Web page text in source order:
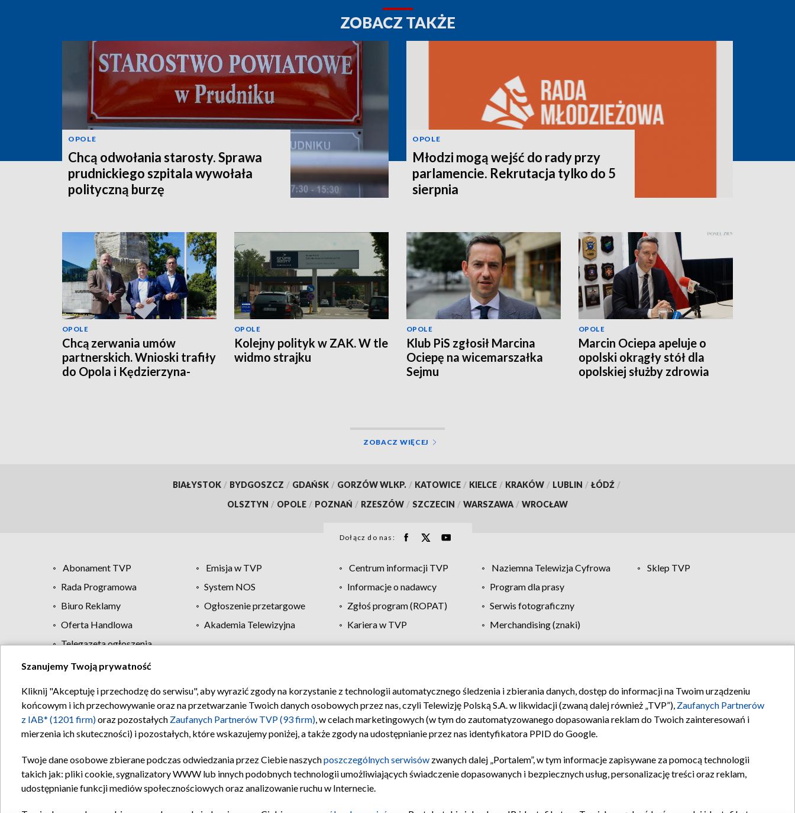
ZOBACZ TAKŻE
OPOLE
Chcą odwołania starosty. Sprawa
prudnickiego szpitala wywołała
polityczną burzę
OPOLE
Młodzi mogą wejść do rady przy
parlamencie. Rekrutacja tylko do 5
sierpnia
OPOLE
Chcą zerwania umów
partnerskich. Wnioski trafiły
do Opola i Kędzierzyna-
OPOLE
Kolejny polityk w ZAK. W tle
widmo strajku
OPOLE
Klub PiS zgłosił Marcina
Ociepę na wicemarszałka
Sejmu
OPOLE
Marcin Ociepa apeluje o
opolski okrągły stół dla
opolskiej służby zdrowia
ZOBACZ WIĘCEJ
BIAŁYSTOK / BYDGOSZCZ / GDAŃSK / GORZÓW WLKP. / KATOWICE / KIELCE / KRAKÓW / LUBLIN / ŁÓDŹ /
OLSZTYN / OPOLE / POZNAŃ / RZESZÓW / SZCZECIN / WARSZAWA / WROCŁAW
Dołącz do nas:
Abonament TVP Emisja w TVP Centrum informacji TVP Naziemna Telewizja Cyfrowa
Sklep TVP
Rada Programowa
System NOS Informacje o nadawcy
Program dla prasy
Biuro Reklamy
Ogłoszenie przetargowe Zgłoś program (ROPAT)
Serwis fotograficzny
Oferta Handlowa
Akademia Telewizyjna Kariera w TVP
Merchandising (znaki)
Telegazeta ogłoszenia
Regulamin TVP Polityka prywatności Moje zgody Pomoc Biuro reklamy Kontakt
Szanujemy Twoją prywatność
Kliknij "Akceptuję i przechodzę do serwisu", aby wyrazić zgody na korzystanie z technologii automatycznego śledzenia i zbierania danych, dostęp do informacji na Twoim urządzeniu
końcowym i ich przechowywanie oraz na przetwarzanie Twoich danych osobowych przez nas, czyli Telewizję Polską S.A. w likwidacji (zwaną dalej również „TVP”), Zaufanych Partnerów
z IAB* (1201 firm)oraz pozostałych Zaufanych Partnerów TVP (93 firm), w celach marketingowych (w tym do zautomatyzowanego dopasowania reklam do Twoich zainteresowań i
mierzenia ich skuteczności) i pozostałych, które wskazujemy poniżej, a także zgody na udostępnianie przez nas identyfikatora PPID do Google.
Twoje dane osobowe zbierane podczas odwiedzania przez Ciebie naszychposzczególnych serwisów zwanych dalej „Portalem”, w tym informacje zapisywane za pomocą technologii
takich jak: pliki cookie, sygnalizatory WWW lub innych podobnych technologii umożliwiających świadczenie dopasowanych i bezpiecznych usług, personalizację treści oraz reklam,
udostępnianie funkcji mediów społecznościowych oraz analizowanie ruchu w Internecie.